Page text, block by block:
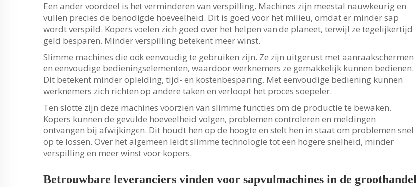
Een ander voordeel is het verminderen van verspilling. Machines zijn meestal nauwkeurig en
vullen precies de benodigde hoeveelheid. Dit is goed voor het milieu, omdat er minder sap
wordt verspild. Kopers voelen zich goed over het helpen van de planeet, terwijl ze tegelijkertijd
geld besparen. Minder verspilling betekent meer winst.
Slimme machines die ook eenvoudig te gebruiken zijn. Ze zijn uitgerust met aanraakschermen
en eenvoudige bedieningselementen, waardoor werknemers ze gemakkelijk kunnen bedienen.
Dit betekent minder opleiding, tijd- en kostenbesparing. Met eenvoudige bediening kunnen
werknemers zich richten op andere taken en verloopt het proces soepeler.
Ten slotte zijn deze machines voorzien van slimme functies om de productie te bewaken.
Kopers kunnen de gevulde hoeveelheid volgen, problemen controleren en meldingen
ontvangen bij afwijkingen. Dit houdt hen op de hoogte en stelt hen in staat om problemen snel
op te lossen. Over het algemeen leidt slimme technologie tot een hogere snelheid, minder
verspilling en meer winst voor kopers.
Betrouwbare leveranciers vinden voor sapvulmachines in de groothandel